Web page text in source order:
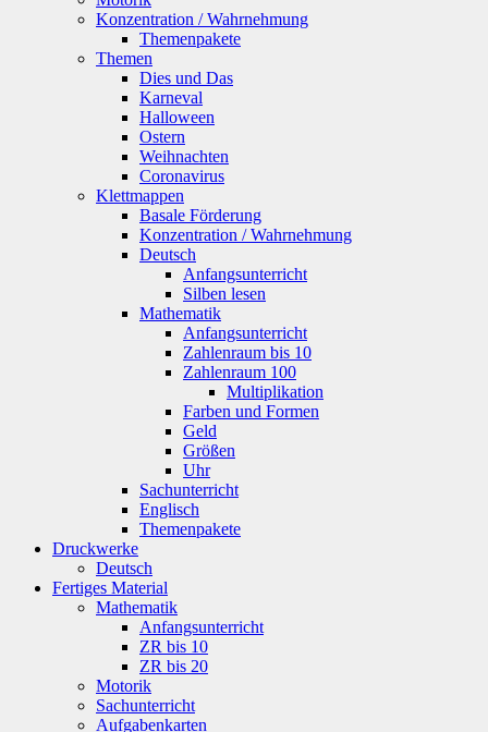
Konzentration / Wahrnehmung
Themenpakete
Themen
Dies und Das
Karneval
Halloween
Ostern
Weihnachten
Coronavirus
Klettmappen
Basale Förderung
Konzentration / Wahrnehmung
Deutsch
Anfangsunterricht
Silben lesen
Mathematik
Anfangsunterricht
Zahlenraum bis 10
Zahlenraum 100
Multiplikation
Farben und Formen
Geld
Größen
Uhr
Sachunterricht
Englisch
Themenpakete
Druckwerke
Deutsch
Fertiges Material
Mathematik
Anfangsunterricht
ZR bis 10
ZR bis 20
Motorik
Sachunterricht
Aufgabenkarten